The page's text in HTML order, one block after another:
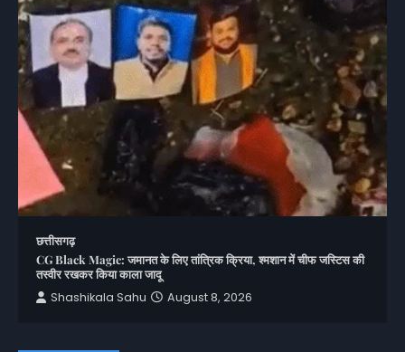
छत्तीसगढ़
CG Black Magic: जमानत के लिए तांत्रिक क्रिया, श्मशान में चीफ जस्टिस की
तस्वीर रखकर किया काला जादू
Shashikala Sahu
August 8, 2026